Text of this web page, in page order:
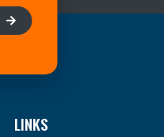
LINKS